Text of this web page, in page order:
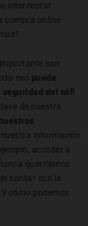
interceptar
compra online
son
eso puede
seguridad del wifi
de nuestra
información
acceder a
querríamos
contar con la
cómo podemos